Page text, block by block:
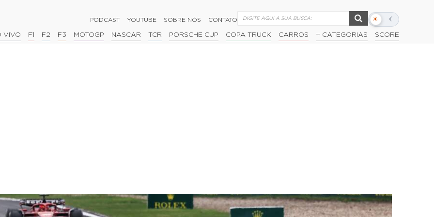
PODCAST YOUTUBE SOBRE NÓS CONTATO ☀ ☾
Alternar
escuro
VIVO F1 F2 F3 MOTOGP NASCAR TCR PORSCHE CUP COPA TRUCK CARROS + CATEGORIAS SCORE